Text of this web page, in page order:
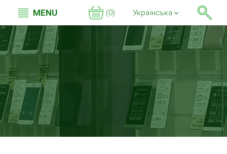
MENU (0) Українська